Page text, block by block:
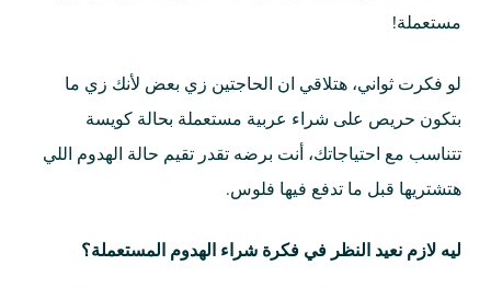
مستعملة!
لو فكرت ثواني، هتلاقي ان الحاجتين زي بعض لأنك زي ما
بتكون حريص على شراء عربية مستعملة بحالة كويسة
تتناسب مع احتياجاتك، أنت برضه تقدر تقيم حالة الهدوم اللي
هتشتريها قبل ما تدفع فيها فلوس.
ليه لازم نعيد النظر في فكرة شراء الهدوم المستعملة؟